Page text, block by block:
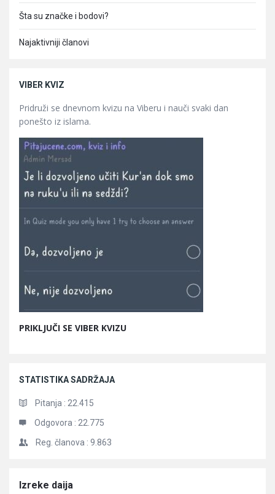
Šta su značke i bodovi?
Najaktivniji članovi
VIBER KVIZ
Pridruži se dnevnom kvizu na Viberu i nauči svaki dan
ponešto iz islama.
PRIKLJUČI SE VIBER KVIZU
STATISTIKA SADRŽAJA
Pitanja : 22.415
Odgovora : 22.775
Reg. članova : 9.863
Članci
Izreke daija